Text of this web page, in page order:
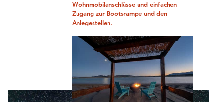
Wohnmobilanschlüsse und einfachen
Zugang zur Bootsrampe und den
Anlegestellen.